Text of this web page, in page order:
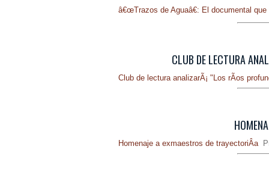
â€œTrazos de Aguaâ€: El documental
CLUB DE LECTURA
Club de lectura analizarÃ¡ "Los rÃ­os
Homenaje a exmaestros de trayectoriÂ­a